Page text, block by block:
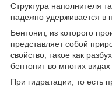
Структура наполнителя
надежно удерживается в
Бентонит, из которого
представляет собой
свойство, такое как
бентонит во многих видах
При гидратации, то есть